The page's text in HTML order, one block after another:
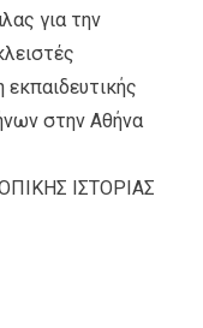
για την
στην Αθήνα
ΙΣΤΟΡΙΑΣ